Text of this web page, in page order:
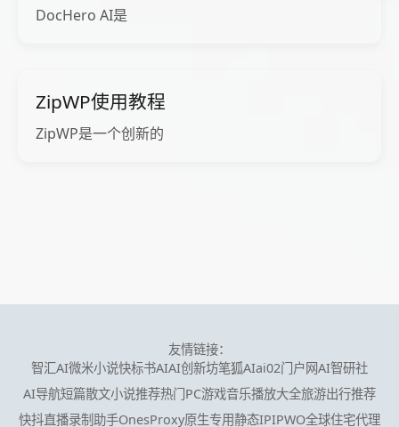
DocHero AI是
ZipWP使用教程
ZipWP是一个创新的
友情链接：
智汇AI微米小说快标书AIAI创新坊笔狐AIai02门户网AI智研社
AI导航短篇散文小说推荐热门PC游戏音乐播放大全旅游出行推荐
快抖直播录制助手OnesProxy原生专用静态IPIPWO全球住宅代理